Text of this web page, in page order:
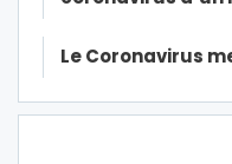
Le Coronavirus